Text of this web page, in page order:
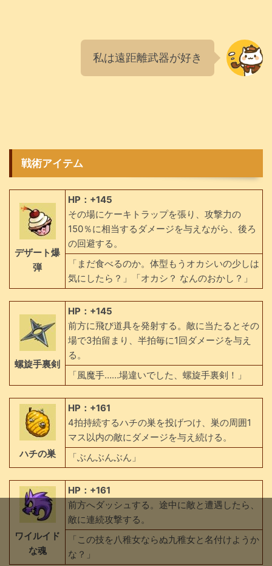
私は遠距離武器が好き
戦術アイテム
デザート爆
弾
HP：+145
その場にケーキトラップを張り、攻撃力の
150％に相当するダメージを与えながら、後ろ
の回避する。
「まだ食べるのか。体型もうオカシいの少しは
気にしたら？」「オカシ？ なんのおかし？」
螺旋手裏剣
HP：+145
前方に飛び道具を発射する。敵に当たるとその
場で3拍留まり、半拍毎に1回ダメージを与え
る。
「風魔手……場違いでした、螺旋手裏剣！」
ハチの巣
HP：+161
4拍持続するハチの巣を投げつけ、巣の周囲1
マス以内の敵にダメージを与え続ける。
「ぶんぶんぶん」
ワイルイド
な魂
HP：+161
前方へダッシュする。途中に敵と遭遇したら、
敵に連続攻撃する。
「この技を八稚女ならぬ九稚女と名付けようか
な？」